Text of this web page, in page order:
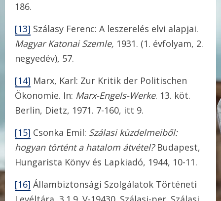
186.
[13] Szálasy Ferenc: A leszerelés elvi alapjai.
Magyar Katonai Szemle, 1931. (1. évfolyam, 2.
negyedév), 57.
[14] Marx, Karl: Zur Kritik der Politischen
Ökonomie. In: Marx-Engels-Werke. 13. köt.
Berlin, Dietz, 1971. 7-160, itt 9.
[15] Csonka Emil: Szálasi küzdelmeiből:
hogyan történt a hatalom átvétel?Budapest,
Hungarista Könyv és Lapkiadó, 1944, 10-11.
[16] Állambiztonsági Szolgálatok Történeti